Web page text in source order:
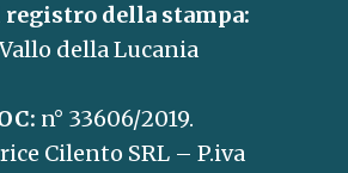
della stampa:
della Lucania
n° 33606/2019.
Cilento SRL – P.iva